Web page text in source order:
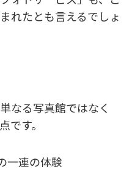
れたとも言えるでしょ
なる写真館ではなく
です。
一連の体験